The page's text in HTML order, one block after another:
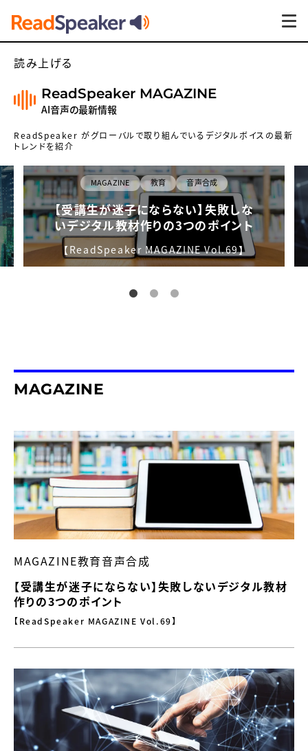
読み上げる
ReadSpeaker MAGAZINE
AI音声の最新情報
ReadSpeaker がグローバルで取り組んでいるデジタルボイスの最新
トレンドを紹介
MAGAZINE 教育 音声合成
【受講生が迷子にならない】失敗しな
いデジタル教材作りの3つのポイント
【ReadSpeaker MAGAZINE Vol.69】
MAGAZINE
MAGAZINE教育音声合成
【受講生が迷子にならない】失敗しないデジタル教材
作りの3つのポイント
【ReadSpeaker MAGAZINE Vol.69】